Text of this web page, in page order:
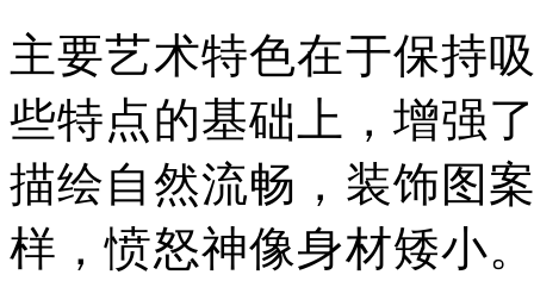
主要艺术特色在于保持
些特点的基础上，增强
描绘自然流畅，装饰图
样，愤怒神像身材矮小